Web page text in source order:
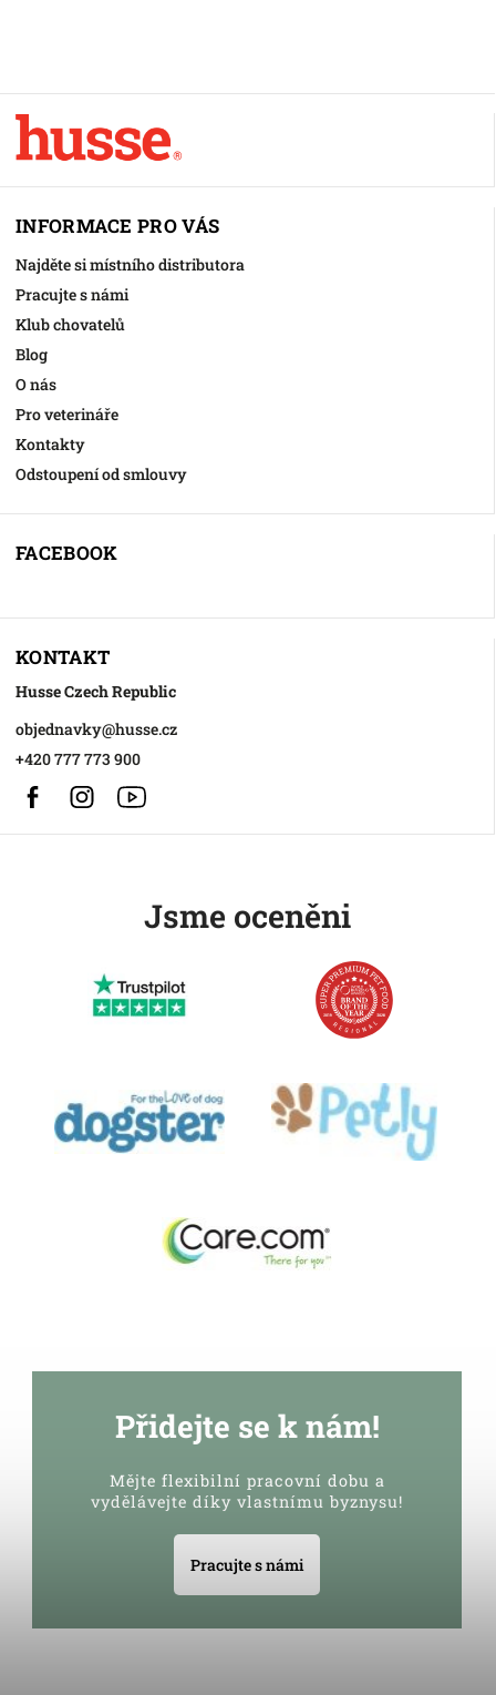
INFORMACE PRO VÁS
Najděte si místního distributora
Pracujte s námi
Klub chovatelů
Blog
O nás
Pro veterináře
Kontakty
Odstoupení od smlouvy
FACEBOOK
KONTAKT
Husse Czech Republic
objednavky@husse.cz
+420 777 773 900
FacebookInstagram
Jsme oceněni
Přidejte se k nám!
Mějte flexibilní pracovní dobu a
vydělávejte díky vlastnímu byznysu!
Pracujte s námi